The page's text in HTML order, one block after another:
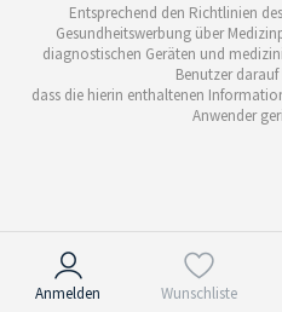
Anmelden Wunschliste
Entsprechend den Richtlinien
Gesundheitswerbung über
diagnostischen Geräten und
Benutzer
dass die hierin enthaltenen
Anwender
Hinweis bei Erhebung